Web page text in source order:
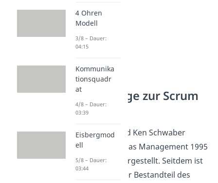
Alles Wichtige zur Scrum
Methode
Jeff Sutherland und Ken Schwaber
haben Scrum für das Management 1995
zum ersten Mal vorgestellt. Seitdem ist
die Methodik fester Bestandteil des
4 Ohren
Modell
3/8 – Dauer:
04:15
Kommunika
tionsquadr
at
4/8 – Dauer:
03:39
Eisbergmod
ell
5/8 – Dauer:
03:44